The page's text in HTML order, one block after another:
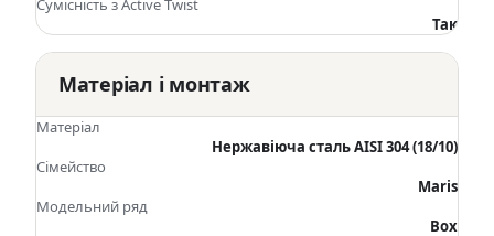
Сумісність з Active Twist
Так
Матеріал і монтаж
Матеріал
Нержавіюча сталь AISI 304 (18/10)
Сімейство
Maris
Модельний ряд
Box